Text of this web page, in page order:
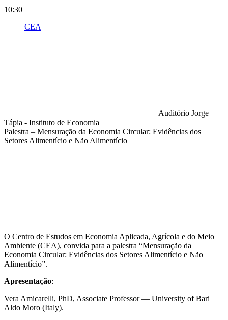
10:30
CEA
Auditório Jorge
Tápia - Instituto de Economia
Palestra – Mensuração da Economia Circular: Evidências dos
Setores Alimentício e Não Alimentício
O Centro de Estudos em Economia Aplicada, Agrícola e do Meio
Ambiente (CEA), convida para a palestra “Mensuração da
Economia Circular: Evidências dos Setores Alimentício e Não
Alimentício”.
Apresentação:
Vera Amicarelli, PhD, Associate Professor — University of Bari
Aldo Moro (Italy).